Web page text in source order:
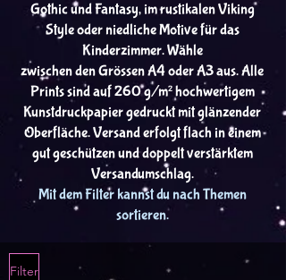
Gothic und Fantasy, im rustikalen Viking
Style oder niedliche Motive für das
Kinderzimmer. Wähle
zwischen den Grössen A4 oder A3 aus. Alle
Prints sind auf 260 g/m² hochwertigem
Kunstdruckpapier gedruckt mit glänzender
Oberfläche. Versand erfolgt flach in einem
gut geschützen und doppelt verstärktem
Versandumschlag.
Mit dem Filter kannst du nach Themen
sortieren.
Filter